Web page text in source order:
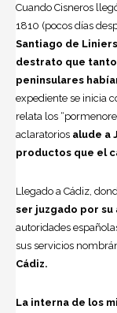
Cuando Cisneros
1810 (pocos días
Santiago de Liniers
destrato que
peninsulares
expediente se inicia
relata los
aclaratorios alude a
productos que el
Llegado a Cádiz,
ser juzgado por su
autoridades
sus servicios
Cádiz.
La interna de los